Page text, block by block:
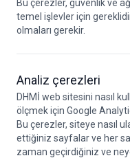
Bu çerezler, güvenlik ve
temel işlevler için
olmaları gerekir.
Analiz çerezleri
DHMİ web sitesini nasıl
ölçmek için Google
Bu çerezler, siteye nasıl
ettiğiniz sayfalar ve her
zaman geçirdiğiniz ve neye
7 Ocak 2021 tarihli
İyi Parti Vekili Erhan
gerçek dışı haber yapılmıştır.
16.05.1997 tarihinde
Atatürk Havalimanı Dış
projesi ilave tesisler dahil
karşılığında;